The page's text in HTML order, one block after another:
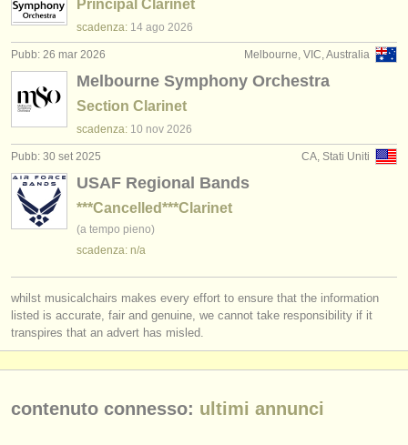
Principal Clarinet
scadenza: 14 ago 2026
Melbourne, VIC, Australia
Pubb: 26 mar 2026
Melbourne Symphony Orchestra
Section Clarinet
scadenza: 10 nov 2026
CA, Stati Uniti
Pubb: 30 set 2025
USAF Regional Bands
***Cancelled***Clarinet
(a tempo pieno)
scadenza: n/a
whilst musicalchairs makes every effort to ensure that the information
listed is accurate, fair and genuine, we cannot take responsibility if it
transpires that an advert has misled.
contenuto connesso: ultimi annunci